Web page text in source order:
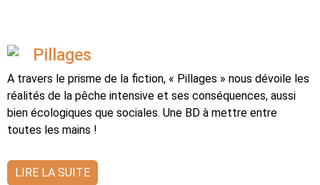
Pillages
A travers le prisme de la fiction, « Pillages » nous dévoile les
réalités de la pêche intensive et ses conséquences, aussi
bien écologiques que sociales. Une BD à mettre entre
toutes les mains !
LIRE LA SUITE